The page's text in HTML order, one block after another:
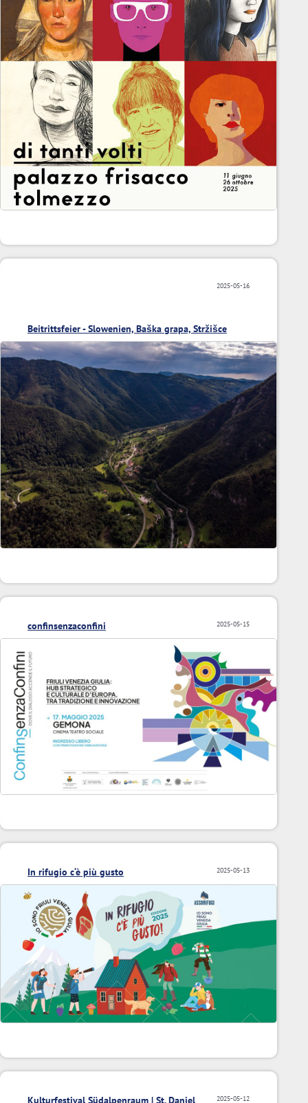
2025-05-16
Beitrittsfeier - Slowenien, Baška grapa, Stržišce
2025-05-15
confinsenzaconfini
2025-05-13
In rifugio c‘è più gusto
2025-05-12